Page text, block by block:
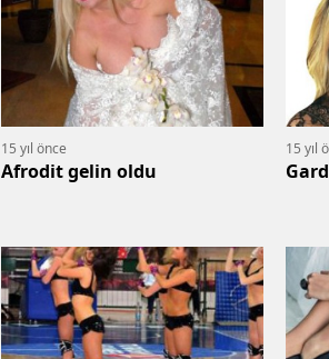
15 yıl önce
Afrodit gelin oldu
15 yıl